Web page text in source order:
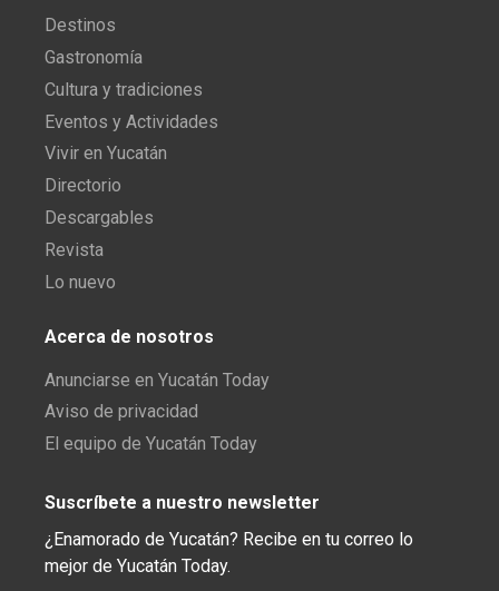
Destinos
Gastronomía
Cultura y tradiciones
Eventos y Actividades
Vivir en Yucatán
Directorio
Descargables
Revista
Lo nuevo
Acerca de nosotros
Anunciarse en Yucatán Today
Aviso de privacidad
El equipo de Yucatán Today
Suscríbete a nuestro newsletter
¿Enamorado de Yucatán? Recibe en tu correo lo
mejor de Yucatán Today.